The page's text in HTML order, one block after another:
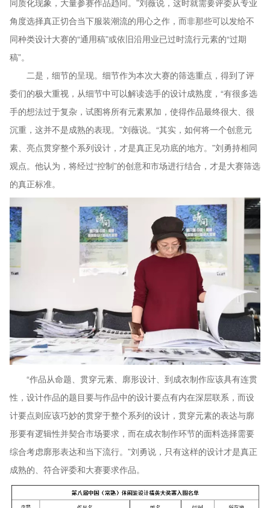
同质化现象，大量参赛作品趋同。”刘薇说，这时就需要评委从专业
角度选择真正切合当下服装潮流的用心之作，而非那些可以发给不
同种类设计大赛的“通用稿”或依旧沿用业已过时流行元素的“过期
稿”。
二是，细节的呈现。细节作为本次大赛的筛选重点，得到了评
委们的极大重视，从细节中可以解读选手的设计成熟度，“有很多选
手的想法过于复杂，试图将所有元素累加，使得作品最终很大、很
沉重，这并不是成熟的表现。”刘薇说。“其实，如何将一个创意元
素、亮点贯穿整个系列设计，才是真正见功底的地方。”刘勇持相同
观点。他认为，将经过“控制”的创意和市场进行结合，才是大赛筛选
的真正标准。
“作品从命题、贯穿元素、廓形设计、到成衣制作应该具有连贯
性，设计作品的题目要与作品中的设计要点有内在深层联系，而设
计要点则应该巧妙的贯穿于整个系列的设计，贯穿元素的表达与廓
形要有逻辑性并契合市场要求，而在成衣制作环节的面料选择需要
综合考虑廓形表达和当下流行。”刘勇说，只有这样的设计才是真正
成熟的、符合评委和大赛要求作品。